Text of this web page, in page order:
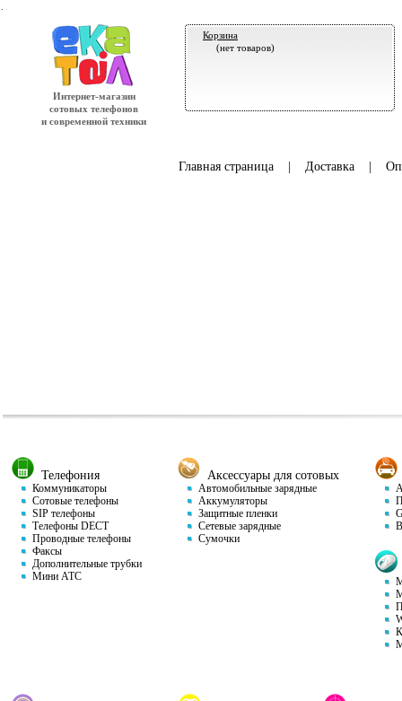
Интернет-магазин
сотовых телефонов
и современной техники
Корзина
(нет товаров)
Главная страница| Доставка|
Телефония
Коммуникаторы
Сотовые телефоны
SIP телефоны
Телефоны DECT
Проводные телефоны
Факсы
Дополнительные трубки
Мини АТС
Аксессуары для сотовых
Автомобильные зарядные
Аккумуляторы
Защитные пленки
Сетевые зарядные
Сумочки